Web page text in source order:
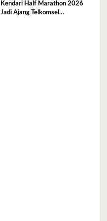
Kendari Half Marathon 2026
Jadi Ajang Telkomsel